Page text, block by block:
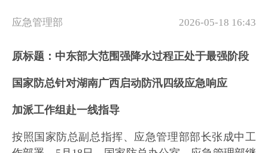
2026-05-18 16:43
应急管理部
原标题：中东部大范围强降水过程正处于最强阶段
国家防总针对湖南广西启动防汛四级应急响应
加派工作组赴一线指导
按照国家防总副总指挥、应急管理部部长张成中工